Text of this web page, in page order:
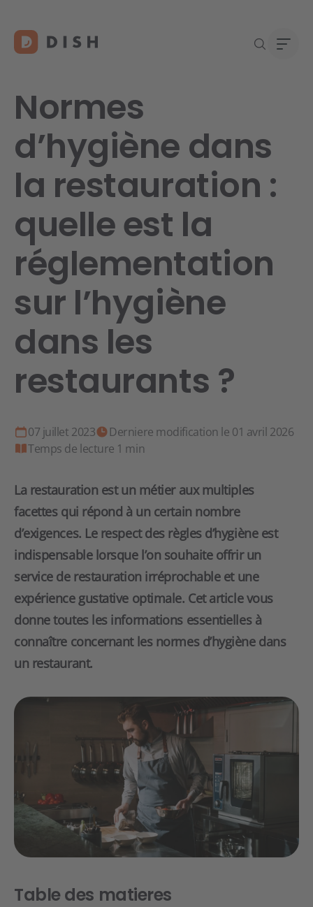
Normes
d’hygiène dans
la restauration :
quelle est la
réglementation
sur l’hygiène
dans les
restaurants ?
07 juillet 2023
Derniere modification le 01 avril 2026
Temps de lecture 1 min
La restauration est un métier aux multiples
facettes qui répond à un certain nombre
d’exigences. Le respect des règles d’hygiène est
indispensable lorsque l’on souhaite offrir un
service de restauration irréprochable et une
expérience gustative optimale. Cet article vous
donne toutes les informations essentielles à
connaître concernant les normes d’hygiène dans
un restaurant.
Table des matieres